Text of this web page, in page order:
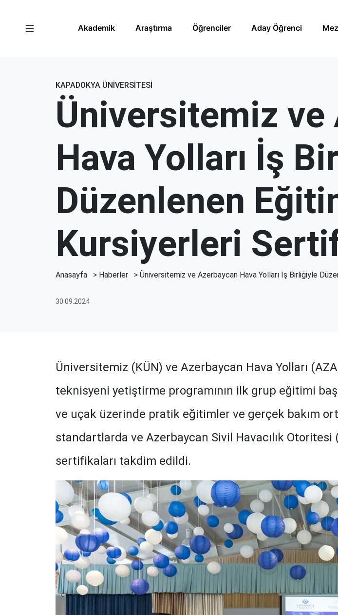
Akademik Araştırma Öğrenciler Aday Öğrenci
KAPADOKYA ÜNİVERSİTESİ
Üniversitemiz ve
Hava Yolları İş
Düzenlenen
Kursiyerleri
Anasayfa > Haberler > Üniversitemiz ve Azerbaycan Hava Yolları İş Birliğiyle
30.09.2024
Üniversitemiz (KÜN) ve Azerbaycan Hava Yolları
teknisyeni yetiştirme programının ilk grup eğitimi
ve uçak üzerinde pratik eğitimler ve gerçek bakım
standartlarda ve Azerbaycan Sivil Havacılık
sertifikaları takdim edildi.